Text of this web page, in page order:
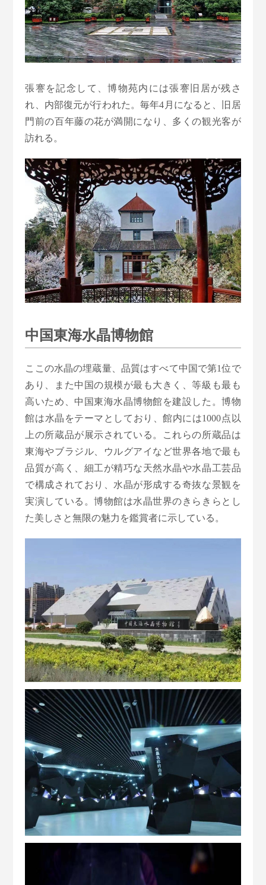
張謇を記念して、博物苑内には張謇旧居が残さ
れ、内部復元が行われた。毎年4月になると、旧居
門前の百年藤の花が満開になり、多くの観光客が
訪れる。
中国東海水晶博物館
ここの水晶の埋蔵量、品質はすべて中国で第1位で
あり、また中国の規模が最も大きく、等級も最も
高いため、中国東海水晶博物館を建設した。博物
館は水晶をテーマとしており、館内には1000点以
上の所蔵品が展示されている。これらの所蔵品は
東海やブラジル、ウルグアイなど世界各地で最も
品質が高く、細工が精巧な天然水晶や水晶工芸品
で構成されており、水晶が形成する奇抜な景観を
実演している。博物館は水晶世界のきらきらとし
た美しさと無限の魅力を鑑賞者に示している。